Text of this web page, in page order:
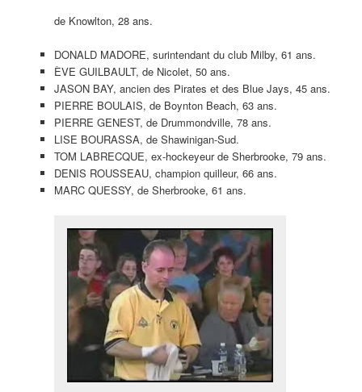
de Knowlton, 28 ans.
DONALD MADORE, surintendant du club Milby, 61 ans.
ÈVE GUILBAULT, de Nicolet, 50 ans.
JASON BAY, ancien des Pirates et des Blue Jays, 45 ans.
PIERRE BOULAIS, de Boynton Beach, 63 ans.
PIERRE GENEST, de Drummondville, 78 ans.
LISE BOURASSA, de Shawinigan-Sud.
TOM LABRECQUE, ex-hockeyeur de Sherbrooke, 79 ans.
DENIS ROUSSEAU, champion quilleur, 66 ans.
MARC QUESSY, de Sherbrooke, 61 ans.